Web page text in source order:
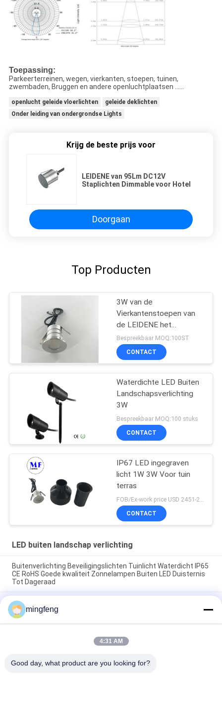
Toepassing:
Parkeerterreinen, wegen, vierkanten, stoepen, tuinen,
zwembaden, Bruggen en andere openluchtplaatsen ......
openlucht geleide vloerlichten
geleide deklichten
Onder leiding van ondergrondse Lights
Krijg de beste prijs voor
LEIDENE van 95Lm DC12V
Staplichten Dimmable voor Hotel
Doorgaan
Top Producten
3W van de
Vierkantenstoepen van
de LEIDENE het
Waterdichte
Ondergrondse
Spaanderwegen van
Tuinenzwembaden
Bespreekbaar MOQ:100ST
CONTACT
Waterdichte LED Buiten
Landschapsverlichting
3W
Bespreekbaar MOQ:100 stuks
CONTACT
IP67 LED ingegraven
licht 1W 3W Voor tuin
terras
CONTACT
LED buiten landschap verlichting
Buitenverlichting Beveiligingslichten Tuinlicht Waterdicht IP65
CE RoHS Goede kwaliteit Zonnelampen Buiten LED Duisternis
Tot Dageraad
LED Mini Bamboe Tube Muurlichten 1W*2 IP65 RGB Waterdicht
Muurlamp Op-Down Buitenlicht
populaire categorieën
mingfeng
4:31 AM
Good day, what product are you looking for?